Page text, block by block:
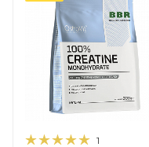
1